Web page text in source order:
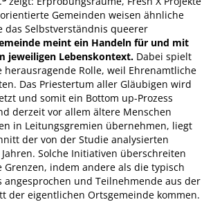
Gemeinden weisen ähnliche
das Selbstverständnis queerer
meint ein Handeln für und mit
jeweiligen Lebenskontext. Dabei spielt
herausragende Rolle, weil Ehrenamtliche
Das Priestertum aller Gläubigen wird
und somit ein Bottom up-Prozess
derzeit vor allem ältere Menschen
in Leitungsgremien übernehmen, liegt
der von der Studie analysierten
Solche Initiativen überschreiten
Grenzen, indem andere als die typisch
und Teilnehmende aus der
der eigentlichen Ortsgemeinde kommen.